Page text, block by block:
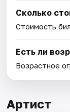
Сколько
Стоимость
Есть ли
Возрастное
Артист